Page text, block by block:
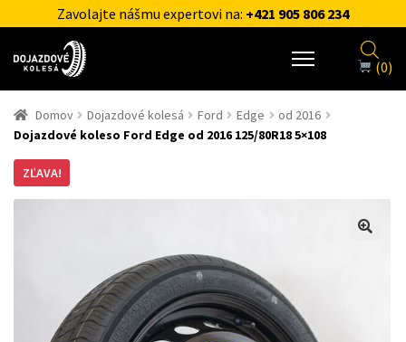
Zavolajte nášmu expertovi na: +421 905 806 234
(0)
Domov Dojazdové kolesá Ford Edge
od 2016
Dojazdové koleso Ford Edge od 2016 125/80R18 5×108
ZĽAVA!